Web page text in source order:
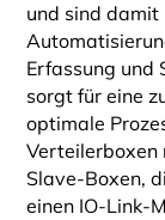
und sind damit ideal für
Erfassung und
sorgt für eine
optimale
Verteilerboxen
Slave-Boxen,
einen IO-Link-